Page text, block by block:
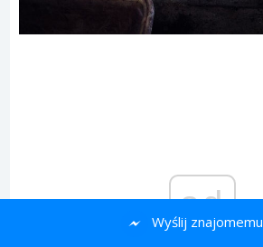
ad
Wyślij znajomemu